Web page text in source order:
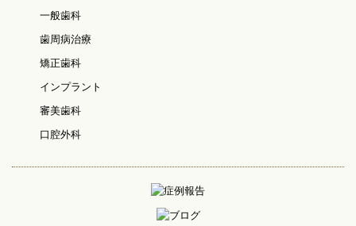
一般歯科
歯周病治療
矯正歯科
インプラント
審美歯科
口腔外科